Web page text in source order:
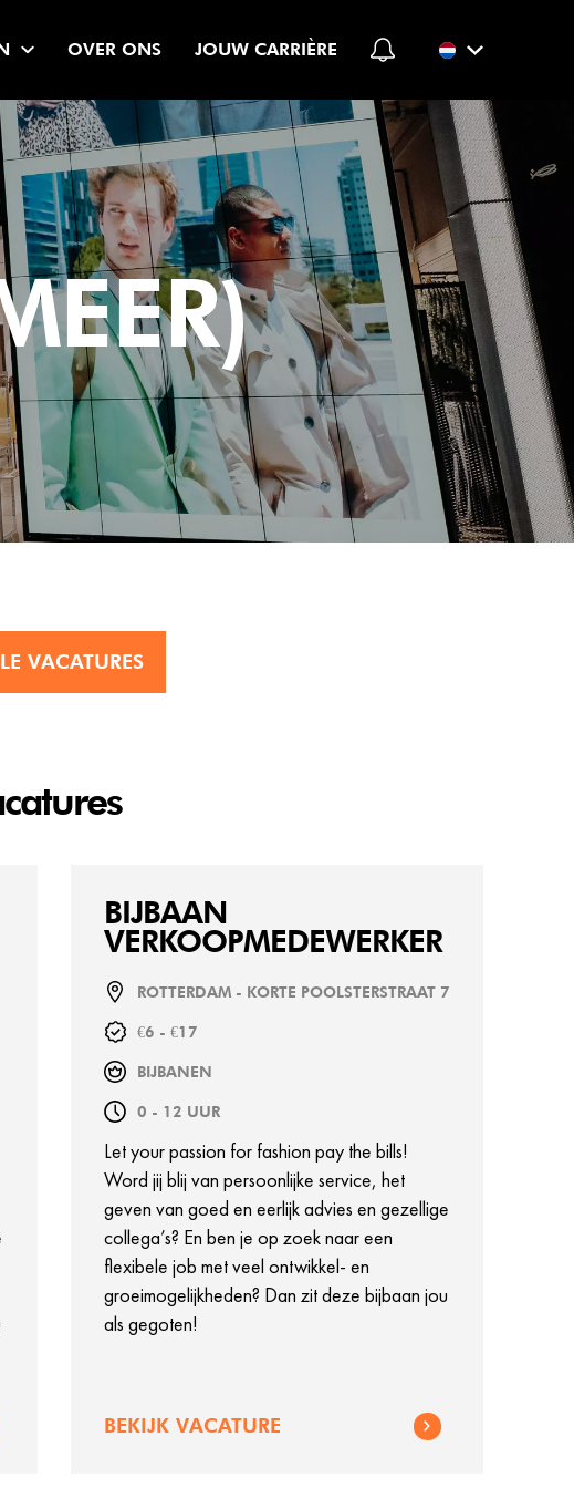
OVER ONS JOUW CARRIÈRE
VACATURES
BIJBAAN
VERKOOPMEDEWERKER
ROTTERDAM - KORTE POOLSTERSTRAAT 7
€6 - €17
BIJBANEN
0 - 12 UUR
Let your passion for fashion pay the bills!
Word jij blij van persoonlijke service, het
geven van goed en eerlijk advies en gezellige
collega’s? En ben je op zoek naar een
flexibele job met veel ontwikkel- en
groeimogelijkheden? Dan zit deze bijbaan jou
als gegoten!
BEKIJK VACATURE